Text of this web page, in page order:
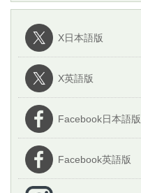
X日本語版
X英語版
Facebook日本語版
Facebook英語版